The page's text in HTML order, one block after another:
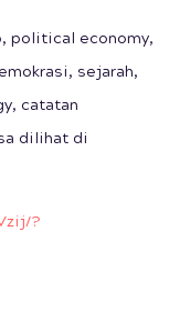
political economy,
sejarah,
catatan
dilihat di
?